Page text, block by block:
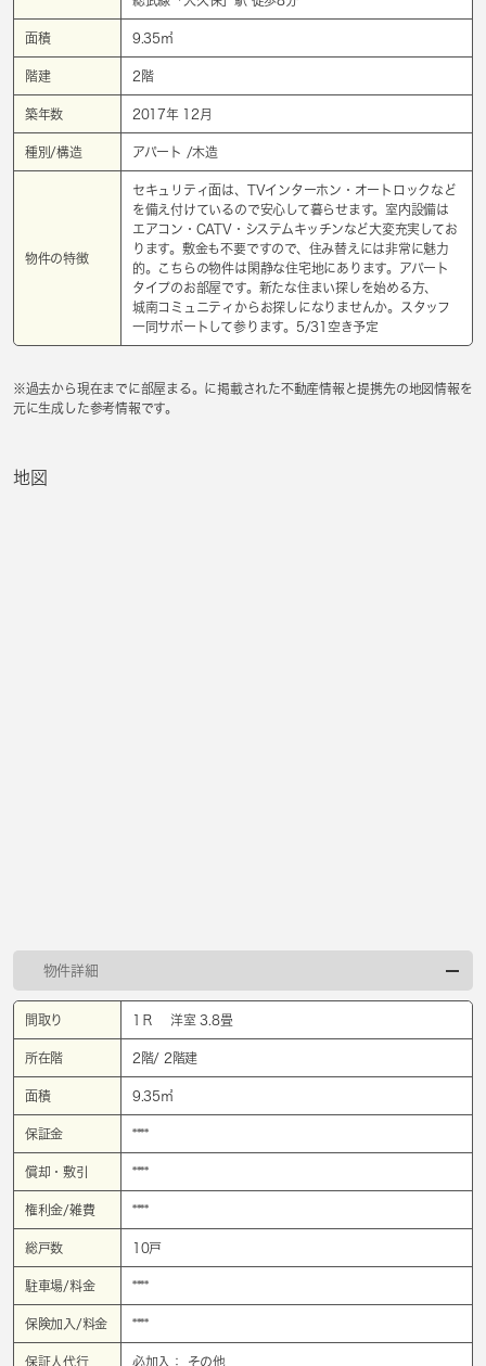
面積 9.35㎡
階建 2階
築年数 2017年 12月
種別/構造 アパート /木造
物件の特徴
セキュリティ面は、TVインターホン・オートロックなど
を備え付けているので安心して暮らせます。室内設備は
エアコン・CATV・システムキッチンなど大変充実してお
ります。敷金も不要ですので、住み替えには非常に魅力
的。こちらの物件は閑静な住宅地にあります。アパート
タイプのお部屋です。新たな住まい探しを始める方、
城南コミュニティからお探しになりませんか。スタッフ
一同サポートして参ります。5/31空き予定
※過去から現在までに部屋まる。に掲載された不動産情報と提携先の地図情報を
元に生成した参考情報です。
地図
物件詳細
間取り 1Ｒ 洋室 3.8畳
所在階 2階/ 2階建
面積 9.35㎡
保証金 ****
償却・敷引 ****
権利金/雑費 ****
総戸数 10戸
駐車場/料金 ****
保険加入/料金 ****
保証人代行 必加入： その他